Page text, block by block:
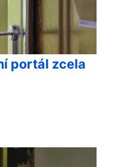
portál zcela